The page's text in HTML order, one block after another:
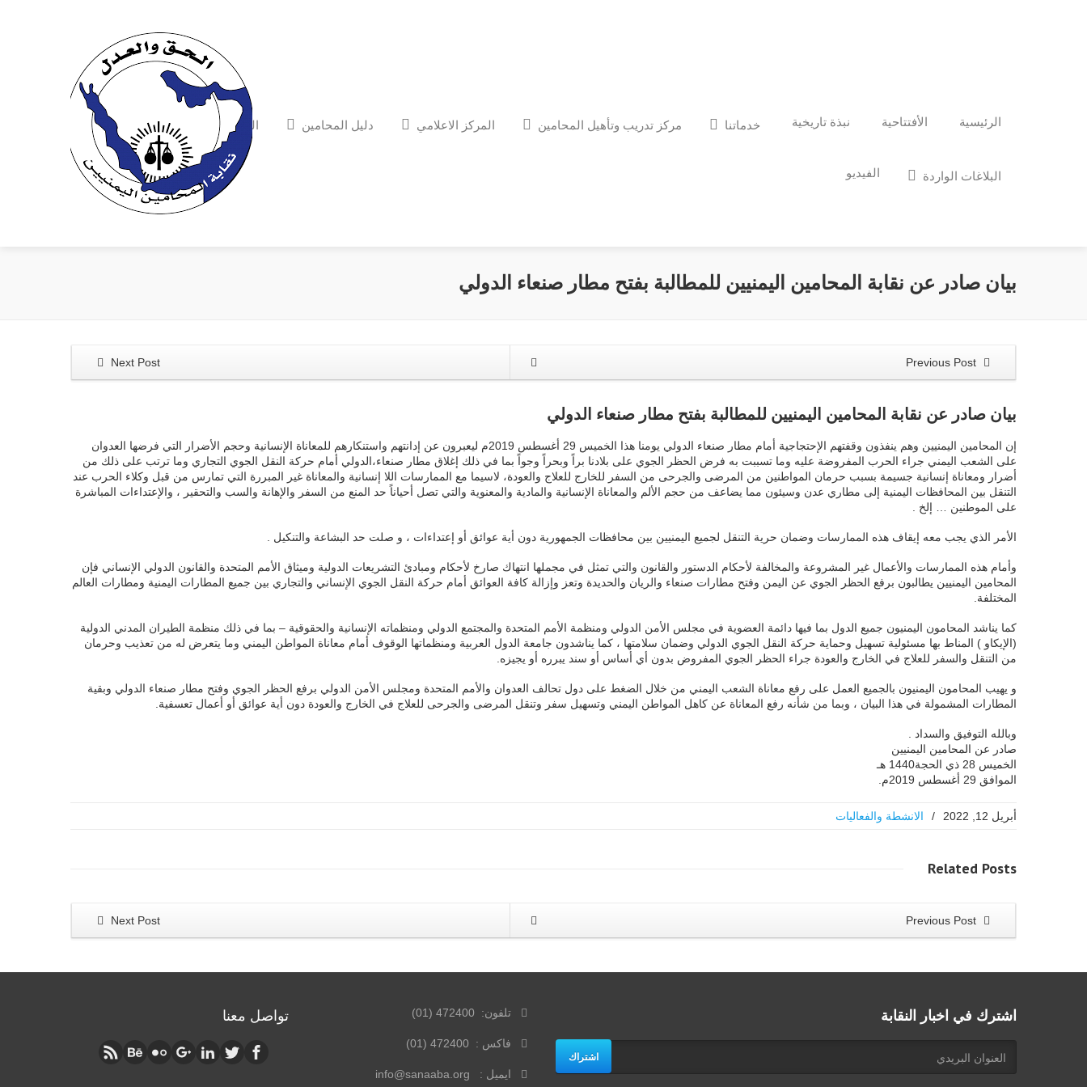
الرئيسية الأفتتاحية نبذة تاريخية خدماتنا مركز تدريب وتأهيل المحامين المركز الاعلامي دليل المحامين الشكاوي
البلاغات الواردة الفيديو
بيان صادر عن نقابة المحامين اليمنيين للمطالبة بفتح مطار صنعاء الدولي
Next Post
بيان صادر عن نقابة المحامين اليمنيين للمطالبة بفتح مطار صنعاء الدولي
إن المحامين اليمنيين وهم ينفذون وقفتهم الإحتجاجية أمام مطار صنعاء الدولي يومنا هذا الخميس 29 أغسطس 2019م ليعبرون عن إدانتهم واستنكارهم للمعاناة الإنسانية وحجم الأضرار التي فرضها العدوان
على الشعب اليمني جراء الحرب المفروضة عليه وما تسببت به فرض الحظر الجوي على بلادنا براً وبحراً وجواً بما في ذلك إغلاق مطار صنعاء،الدولي أمام حركة النقل الجوي التجاري وما ترتب على ذلك من
أضرار ومعاناة إنسانية جسيمة بسبب حرمان المواطنين من المرضى والجرحى من السفر للخارج للعلاج والعودة، لاسيما مع الممارسات اللا إنسانية والمعاناة غير المبررة التي تمارس من قبل وكلاء الحرب عند
التنقل بين المحافظات اليمنية إلى مطاري عدن وسيئون مما يضاعف من حجم الألم والمعاناة الإنسانية والمادية والمعنوية والتي تصل أحياناً حد المنع من السفر والإهانة والسب والتحقير ، والإعتداءات المباشرة
على الموطنين … إلخ .
الأمر الذي يجب معه إيقاف هذه الممارسات وضمان حرية التنقل لجميع اليمنيين بين محافظات الجمهورية دون أية عوائق أو إعتداءات ، و صلت حد البشاعة والتنكيل .
وأمام هذه الممارسات والأعمال غير المشروعة والمخالفة لأحكام الدستور والقانون والتي تمثل في مجملها انتهاك صارخ لأحكام ومبادئ التشريعات الدولية وميثاق الأمم المتحدة والقانون الدولي الإنساني فإن
المحامين اليمنيين يطالبون برفع الحظر الجوي عن اليمن وفتح مطارات صنعاء والريان والحديدة وتعز وإزالة كافة العوائق أمام حركة النقل الجوي الإنساني والتجاري بين جميع المطارات اليمنية ومطارات العالم
المختلفة.
كما يناشد المحامون اليمنيون جميع الدول بما فيها دائمة العضوية في مجلس الأمن الدولي ومنظمة الأمم المتحدة والمجتمع الدولي ومنظماته الإنسانية والحقوقية – بما في ذلك منظمة الطيران المدني الدولية
(الإيكاو ) المناط بها مسئولية تسهيل وحماية حركة النقل الجوي الدولي وضمان سلامتها ، كما يناشدون جامعة الدول العربية ومنظماتها الوقوف أمام معاناة المواطن اليمني وما يتعرض له من تعذيب وحرمان
من التنقل والسفر للعلاج في الخارج والعودة جراء الحظر الجوي المفروض بدون أي أساس أو سند يبرره أو يجيزه.
و يهيب المحامون اليمنيون بالجميع العمل على رفع معاناة الشعب اليمني من خلال الضغط على دول تحالف العدوان والأمم المتحدة ومجلس الأمن الدولي برفع الحظر الجوي وفتح مطار صنعاء الدولي وبقية
المطارات المشمولة في هذا البيان ، وبما من شأنه رفع المعاناة عن كاهل المواطن اليمني وتسهيل سفر وتنقل المرضى والجرحى للعلاج في الخارج والعودة دون أية عوائق أو أعمال تعسفية.
وبالله التوفيق والسداد .
صادر عن المحامين اليمنيين
الخميس 28 ذي الحجة1440 هـ
الموافق 29 أغسطس 2019م.
أبريل 12, 2022 / الانشطة والفعاليات
Related Posts
Next Post
تواصل معنا تلفون: 472400 (01)
فاكس : 472400 (01)
ايميل : info@sanaaba.org
اشترك في اخبار النقابة
اشتراك